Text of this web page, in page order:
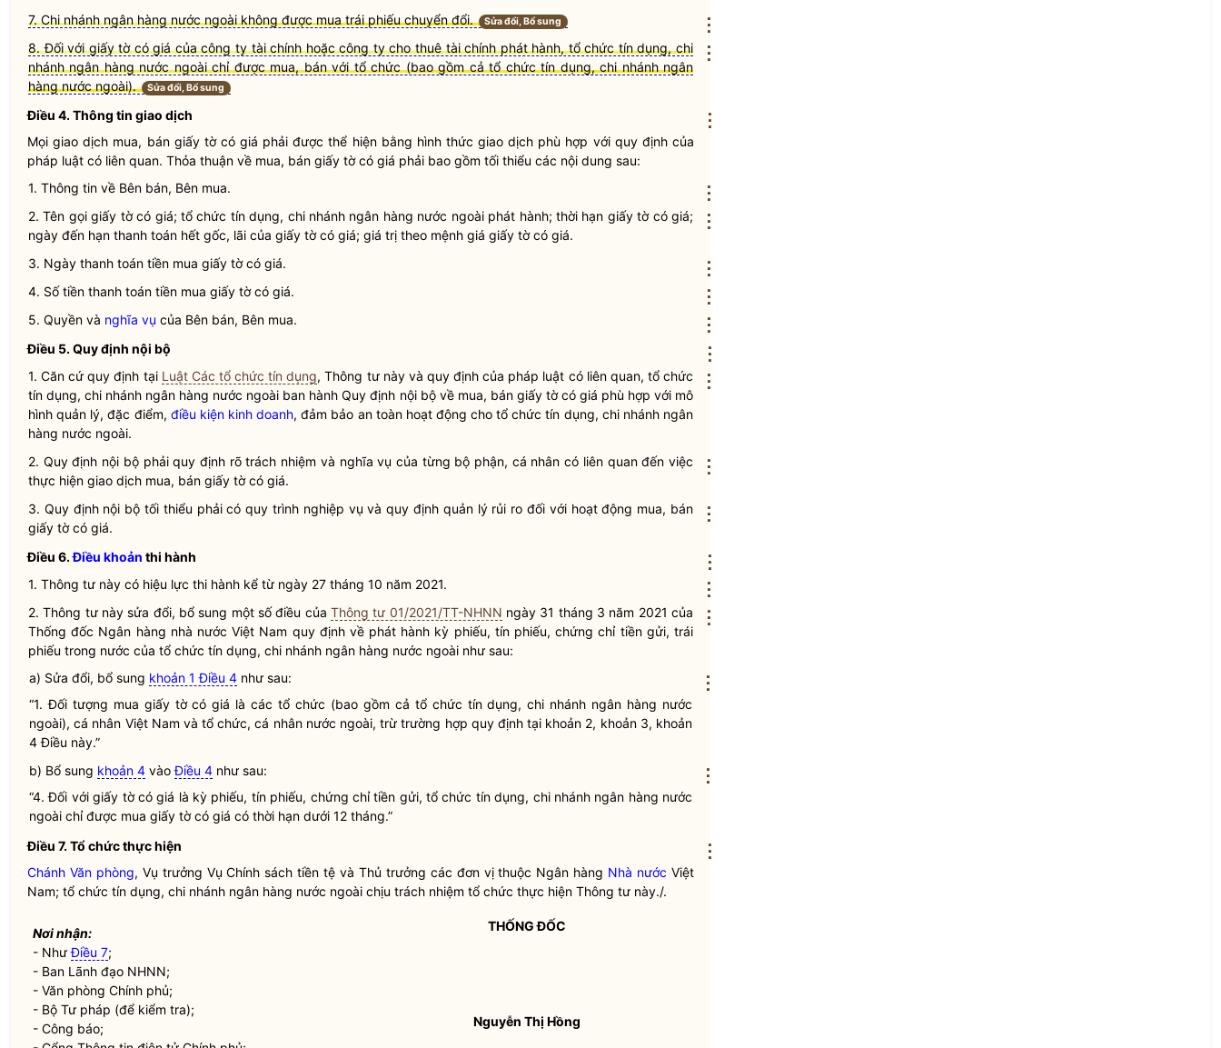
7. Chi nhánh ngân hàng nước ngoài không được mua trái phiếu chuyển đổi.
Sửa đổi, Bổ sung
8. Đối với giấy tờ có giá của công ty tài chính hoặc công ty cho thuê tài chính phát hành, tổ chức tín dụng, chi
nhánh ngân hàng nước ngoài chỉ được mua, bán với tổ chức (bao gồm cả tổ chức tín dụng, chi nhánh ngân
hàng nước ngoài).
Sửa đổi, Bổ sung
Điều 4. Thông tin giao dịch
Mọi giao dịch mua, bán giấy tờ có giá phải được thể hiện bằng hình thức giao dịch phù hợp với quy định của
pháp luật có liên quan. Thỏa thuận về mua, bán giấy tờ có giá phải bao gồm tối thiểu các nội dung sau:
1. Thông tin về Bên bán, Bên mua.
2. Tên gọigiấy tờ có giá; tổ chức tín dụng, chi nhánh ngân hàng nước ngoàiphát hành; thời hạn giấy tờ có giá;
ngày đến hạn thanh toán hết gốc, lãi của giấy tờ có giá; giá trị theo mệnh giá giấy tờ có giá.
3. Ngày thanh toán tiền mua giấy tờ có giá.
4. Số tiền thanh toán tiền mua giấy tờ có giá.
5. Quyền và nghĩa vụ của Bên bán, Bên mua.
Điều 5. Quy định nội bộ
1. Căn cứ quy định tại Luật Các tổ chức tín dụng, Thông tư này và quy định của pháp luật có liên quan, tổ chức
tín dụng,chi nhánh ngân hàng nước ngoài ban hành Quy định nội bộ về mua, bán giấy tờ có giá phù hợp với mô
hình quản lý, đặc điểm, điều kiện kinh doanh, đảm bảo an toàn hoạt động chotổ chức tín dụng, chi nhánh ngân
hàng nước ngoài.
2. Quy định nội bộ phải quy định rõ trách nhiệm và nghĩa vụ của từng bộ phận, cá nhân có liên quan đến việc
thực hiện giao dịch mua, bán giấy tờ có giá.
3. Quy định nội bộ tối thiểu phải có quy trình nghiệp vụ và quy định quản lý rủi ro đối với hoạt động mua, bán
giấy tờ có giá.
Điều 6.Điều khoản thi hành
1. Thông tư này có hiệu lực thi hành kể từ ngày 27 tháng 10 năm 2021.
2. Thông tư này sửa đổi, bổ sung một số điều của Thông tư 01/2021/TT-NHNN ngày 31 tháng 3 năm 2021 của
Thống đốc Ngân hàng nhà nước Việt Nam quy định về phát hành kỳ phiếu, tín phiếu, chứng chỉ tiền gửi,trái
phiếu trong nước của tổ chức tín dụng, chi nhánh ngân hàng nước ngoài như sau:
a) Sửa đổi, bổ sung khoản 1 Điều 4 như sau:
“1. Đối tượng mua giấy tờ có giá là các tổ chức (bao gồm cả tổ chức tín dụng,chi nhánh ngân hàng nước
ngoài), cá nhân Việt Nam và tổ chức, cá nhân nước ngoài, trừ trường hợp quy định tại khoản 2, khoản 3, khoản
4 Điều này.”
b) Bổ sung khoản 4 vàoĐiều 4 như sau:
“4. Đối vớigiấy tờ có giá là kỳ phiếu, tín phiếu, chứng chỉ tiền gửi, tổ chức tín dụng, chi nhánh ngân hàng nước
ngoài chỉ được mua giấy tờ có giá có thời hạn dưới 12 tháng.”
Điều 7. Tổ chức thực hiện
Chánh Văn phòng, Vụ trưởng Vụ Chính sách tiền tệ và Thủ trưởng các đơn vị thuộc Ngân hàng Nhà nước Việt
Nam; tổ chức tín dụng, chi nhánh ngân hàng nước ngoài chịu trách nhiệm tổ chức thực hiện Thông tư này./.
Nơi nhận:
- NhưĐiều 7;
- Ban Lãnh đạo NHNN;
- Văn phòng Chính phủ;
- Bộ Tư pháp (để kiểm tra);
- Công báo;
THỐNG ĐỐC
Nguyễn Thị Hồng
⋮
⋮
⋮
⋮
⋮
⋮
⋮
⋮
⋮
⋮
⋮
⋮
⋮
⋮
⋮
⋮
⋮
⋮